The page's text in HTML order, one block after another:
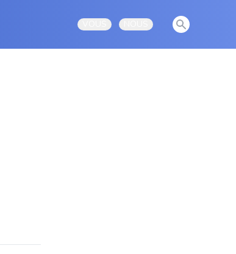
Open user menuOpen user menu
View